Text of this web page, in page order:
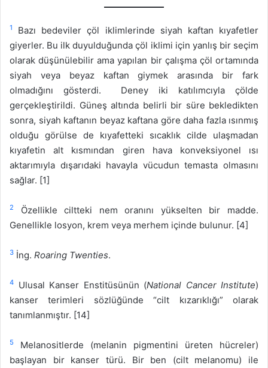
1
Bazı bedeviler çöl iklimlerinde siyah kaftan kıyafetler
giyerler. Bu ilk duyulduğunda çöl iklimi için yanlış bir seçim
olarak düşünülebilir ama yapılan bir çalışma çöl ortamında
siyah veya beyaz kaftan giymek arasında bir fark
olmadığını gösterdi. Deney iki katılımcıyla çölde
gerçekleştirildi. Güneş altında belirli bir süre bekledikten
sonra, siyah kaftanın beyaz kaftana göre daha fazla ısınmış
olduğu görülse de kıyafetteki sıcaklık cilde ulaşmadan
kıyafetin alt kısmından giren hava konveksiyonel ısı
aktarımıyla dışarıdaki havayla vücudun temasta olmasını
sağlar. [1]
2
Özellikle ciltteki nem oranını yükselten bir madde.
Genellikle losyon, krem veya merhem içinde bulunur. [4]
3 İng. Roaring Twenties.
4 Ulusal Kanser Enstitüsünün (National Cancer Institute)
kanser terimleri sözlüğünde “cilt kızarıklığı” olarak
tanımlanmıştır. [14]
5
Melanositlerde (melanin pigmentini üreten hücreler)
başlayan bir kanser türü. Bir ben (cilt melanomu) ile